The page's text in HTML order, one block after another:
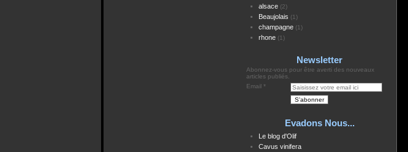
alsace(2)
Beaujolais (1)
champagne(1)
rhone(1)
Newsletter
Abonnez-vous pour être averti des nouveaux
articles publiés.
Email
Evadons Nous...
Le blog d'Olif
Cavus vinifera